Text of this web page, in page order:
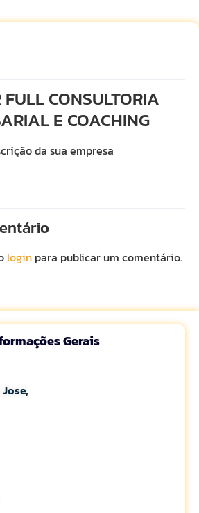
FULL CONSULTORIA
E COACHING
da sua empresa
login para publicar um comentário.
Gerais